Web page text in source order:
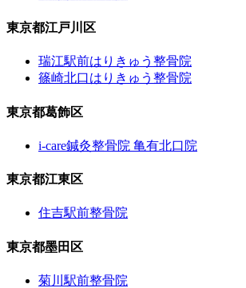
東京都江戸川区
瑞江駅前はりきゅう整骨院
篠崎北口はりきゅう整骨院
東京都葛飾区
i-care鍼灸整骨院 亀有北口院
東京都江東区
住吉駅前整骨院
東京都墨田区
菊川駅前整骨院